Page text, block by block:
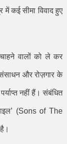
में कई सीमा विवाद हुए
वालों को ले कर
और रोज़गार के
नहीं हैं। संबंधित
’ (Sons of The